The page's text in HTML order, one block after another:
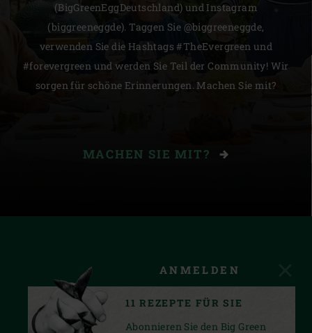
(BigGreenEggDeutschland) und Instagram
(biggreeneggde). Taggen Sie @biggreeneggde,
verwenden Sie die Hashtags #TheEvergreen und
#forevergreen und werden Sie Teil der Community! Wir
sorgen für schöne Erinnerungen. Machen Sie mit?
MACHEN SIE MIT?
ANMELDEN
11 REZEPTE FÜR SIE
Abonnieren Sie den Big Green